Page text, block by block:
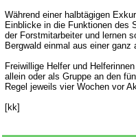
Während einer halbtägigen
Einblicke in die Funktionen des
der Forstmitarbeiter und lernen
Bergwald einmal aus einer
Freiwillige Helfer und
allein oder als Gruppe an den
Regel jeweils vier Wochen vor
[kk]